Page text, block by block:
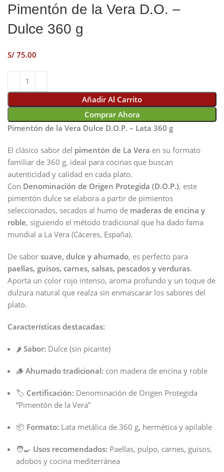
Pimentón de la Vera D.O. –
Dulce 360 g
S/
Añadir Al Carrito
Comprar Ahora
Pimentón de la Vera Dulce D.O.P. – Lata 360 g
El clásico sabor del pimentón de La Vera en su formato
familiar de 360 g, ideal para cocinas que buscan
autenticidad y calidad en cada plato.
Con Denominación de Origen Protegida (D.O.P.), este
pimentón dulce se elabora a partir de pimientos
seleccionados, secados al humo de maderas de encina y
roble, siguiendo el método tradicional que ha dado fama
mundial a La Vera (Cáceres, España).
De saborsuave, dulce y ahumado, es perfecto para
paellas, guisos, carnes, salsas, pescados y verduras.
Aporta un color rojo intenso, aroma profundo y un toque de
dulzura natural que realza sin enmascarar los sabores del
plato.
Características destacadas:
🌶Sabor: Dulce (sin picante)
🪵Ahumado tradicional: con madera de encina y roble
🏷 Certificación: Denominación de Origen Protegida
“Pimentón de la Vera”
📦 Formato: Lata metálica de 360 g, hermética y apilable
🧑‍🍳 Usos recomendados: Paellas, pulpo, carnes, guisos,
adobos y cocina mediterránea